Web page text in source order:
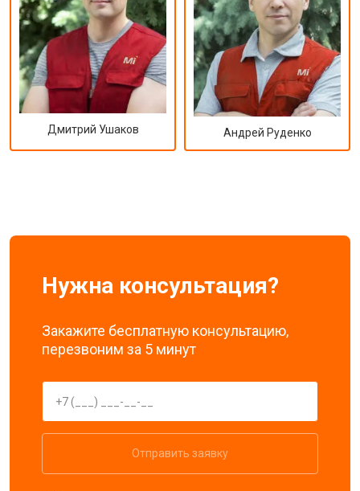
Дмитрий Ушаков Андрей Руденко
Нужна консультация?
Закажите бесплатную консультацию,
перезвоним за 5 минут
Отправить заявку